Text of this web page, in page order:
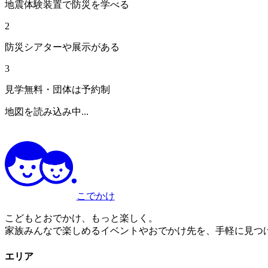
地震体験装置で防災を学べる
2
防災シアターや展示がある
3
見学無料・団体は予約制
地図を読み込み中...
こでかけ
こどもとおでかけ、もっと楽しく。
家族みんなで楽しめるイベントやおでかけ先を、手軽に見つ
エリア